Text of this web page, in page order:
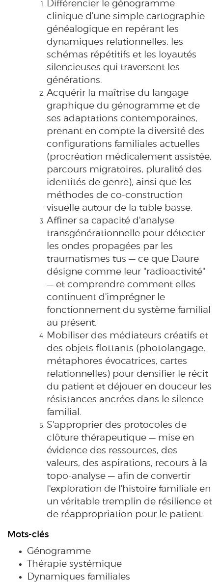
Différencier le génogramme
clinique d'une simple cartographie
généalogique en repérant les
dynamiques relationnelles, les
schémas répétitifs et les loyautés
silencieuses qui traversent les
générations.
Acquérir la maîtrise du langage
graphique du génogramme et de
ses adaptations contemporaines,
prenant en compte la diversité des
configurations familiales actuelles
(procréation médicalement assistée,
parcours migratoires, pluralité des
identités de genre), ainsi que les
méthodes de co-construction
visuelle autour de la table basse.
Affiner sa capacité d'analyse
transgénérationnelle pour détecter
les ondes propagées par les
traumatismes tus — ce que Daure
désigne comme leur "radioactivité"
— et comprendre comment elles
continuent d'imprégner le
fonctionnement du système familial
au présent.
Mobiliser des médiateurs créatifs et
des objets flottants (photolangage,
métaphores évocatrices, cartes
relationnelles) pour densifier le récit
du patient et déjouer en douceur les
résistances ancrées dans le silence
familial.
S'approprier des protocoles de
clôture thérapeutique — mise en
évidence des ressources, des
valeurs, des aspirations, recours à la
topo-analyse — afin de convertir
l'exploration de l'histoire familiale en
un véritable tremplin de résilience et
de réappropriation pour le patient.
Mots-clés
Génogramme
Thérapie systémique
Dynamiques familiales